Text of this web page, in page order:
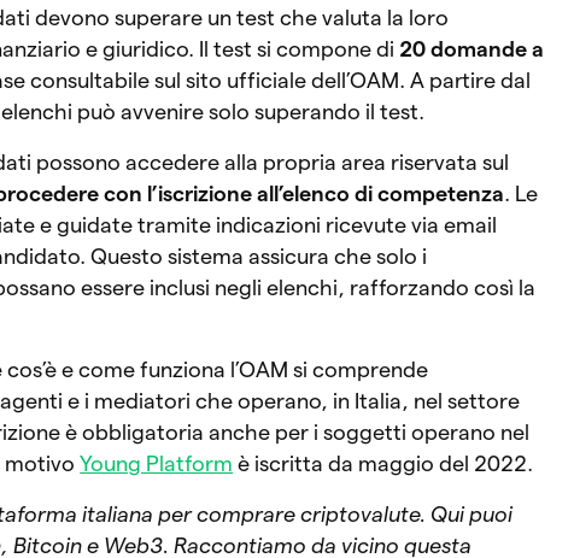
devono superare un test che valuta la loro
e giuridico. Il test si compone di 20 domande a
consultabile sul sito ufficiale dell’OAM. A partire dal
può avvenire solo superando il test.
possono accedere alla propria area riservata sul
con l’iscrizione all’elenco di competenza . Le
e guidate tramite indicazioni ricevute via email
Questo sistema assicura che solo i
essere inclusi negli elenchi, rafforzando così la
e come funziona l’OAM si comprende
e i mediatori che operano, in Italia, nel settore
è obbligatoria anche per i soggetti operano nel
motivoYoung Platform è iscritta da maggio del 2022.
italiana per comprare criptovalute. Qui puoi
e Web3. Raccontiamo da vicino questa